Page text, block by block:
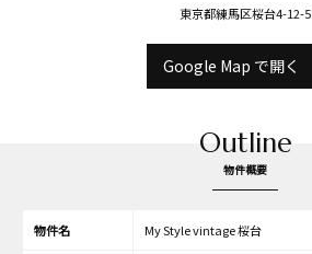
東京都練馬区桜台4-12-5
Google Map で開く
Outline
物件概要
物件名 My Style vintage 桜台